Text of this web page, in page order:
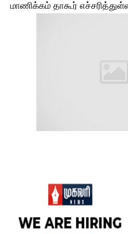
மாணிக்கம் தாகூர்